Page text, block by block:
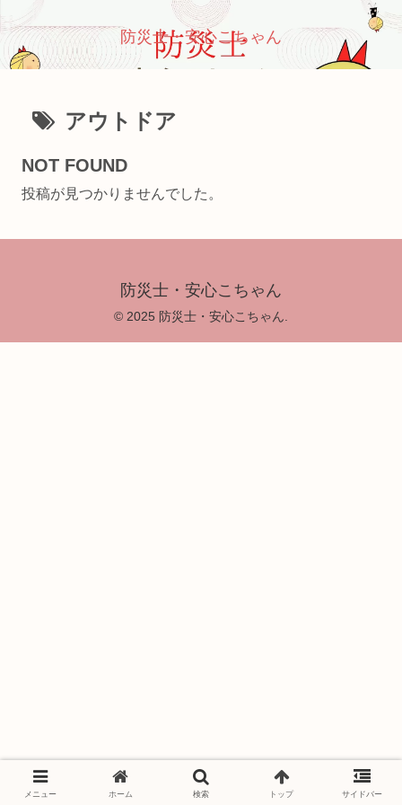
防災士・安心こちゃん
アウトドア
NOT FOUND
投稿が見つかりませんでした。
防災士・安心こちゃん
© 2025 防災士・安心こちゃん.
メニュー ホーム 検索 トップ サイドバー